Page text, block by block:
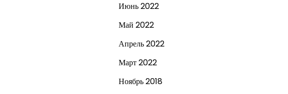
Июнь 2022
Май 2022
Апрель 2022
Март 2022
Ноябрь 2018